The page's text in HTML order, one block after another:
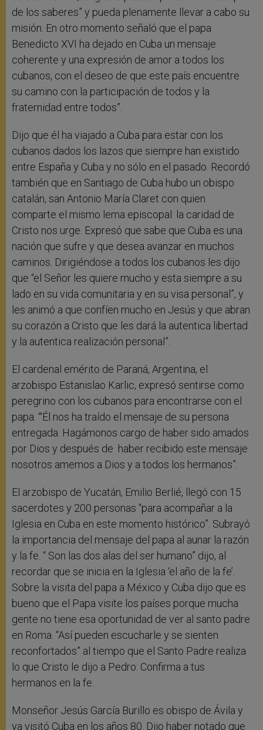
de los saberes” y pueda plenamente llevar a cabo su
misión. En otro momento señaló que el papa
Benedicto XVI ha dejado en Cuba un mensaje
coherente y una expresión de amor a todos los
cubanos, con el deseo de que este país encuentre
su camino con la participación de todos y la
fraternidad entre todos”.
Dijo que él ha viajado a Cuba para estar con los
cubanos dados los lazos que siempre han existido
entre España y Cuba y no sólo en el pasado. Recordó
también que en Santiago de Cuba hubo un obispo
catalán, san Antonio María Claret con quien
comparte el mismo lema episcopal: la caridad de
Cristo nos urge. Expresó que sabe que Cuba es una
nación que sufre y que desea avanzar en muchos
caminos. Dirigiéndose a todos los cubanos les dijo
que “el Señor les quiere mucho y esta siempre a su
lado en su vida comunitaria y en su visa personal”, y
les animó a que confíen mucho en Jesús y que abran
su corazón a Cristo que les dará la autentica libertad
y la autentica realización personal”.
El cardenal emérito de Paraná, Argentina, el
arzobispo Estanislao Karlic, expresó sentirse como
peregrino con los cubanos para encontrarse con el
papa. “‘Él nos ha traído el mensaje de su persona
entregada. Hagámonos cargo de haber sido amados
por Dios y después de haber recibido este mensaje
nosotros amemos a Dios y a todos los hermanos”.
El arzobispo de Yucatán, Emilio Berlié, llegó con 15
sacerdotes y 200 personas “para acompañar a la
Iglesia en Cuba en este momento histórico”. Subrayó
la importancia del mensaje del papa al aunar la razón
y la fe. “ Son las dos alas del ser humano” dijo, al
recordar que se inicia en la Iglesia ‘el año de la fe’.
Sobre la visita del papa a México y Cuba dijo que es
bueno que el Papa visite los países porque mucha
gente no tiene esa oportunidad de ver al santo padre
en Roma. “Así pueden escucharle y se sienten
reconfortados” al tiempo que el Santo Padre realiza
lo que Cristo le dijo a Pedro: Confirma a tus
hermanos en la fe.
Monseñor Jesús García Burillo es obispo de Ávila y
ya visitó Cuba en los años 80. Dijo haber notado que